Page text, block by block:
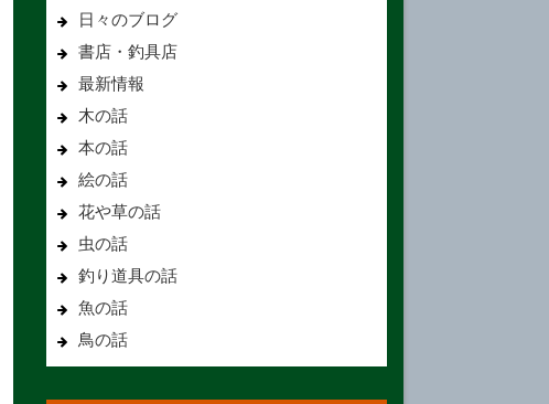
日々のブログ
書店・釣具店
最新情報
木の話
本の話
絵の話
花や草の話
虫の話
釣り道具の話
魚の話
鳥の話